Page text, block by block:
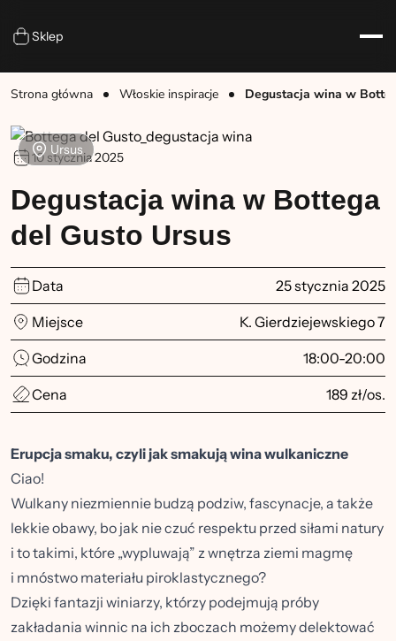
Sklep
Strona główna Włoskie inspiracje Degustacja wina w
10 stycznia 2025
Degustacja wina w Bottega
del Gusto Ursus
Data 25 stycznia 2025
Miejsce K. Gierdziejewskiego 7
Godzina 18:00-20:00
Cena 189 zł/os.
Erupcja smaku, czyli jak smakują wina wulkaniczne
Ciao!
Wulkany niezmiennie budzą podziw, fascynacje, a także
lekkie obawy, bo jak nie czuć respektu przed siłami natury
i to takimi, które „wypluwają” z wnętrza ziemi magmę
i mnóstwo materiału piroklastycznego?
Dzięki fantazji winiarzy, którzy podejmują próby
zakładania winnic na ich zboczach możemy delektować
Ursus